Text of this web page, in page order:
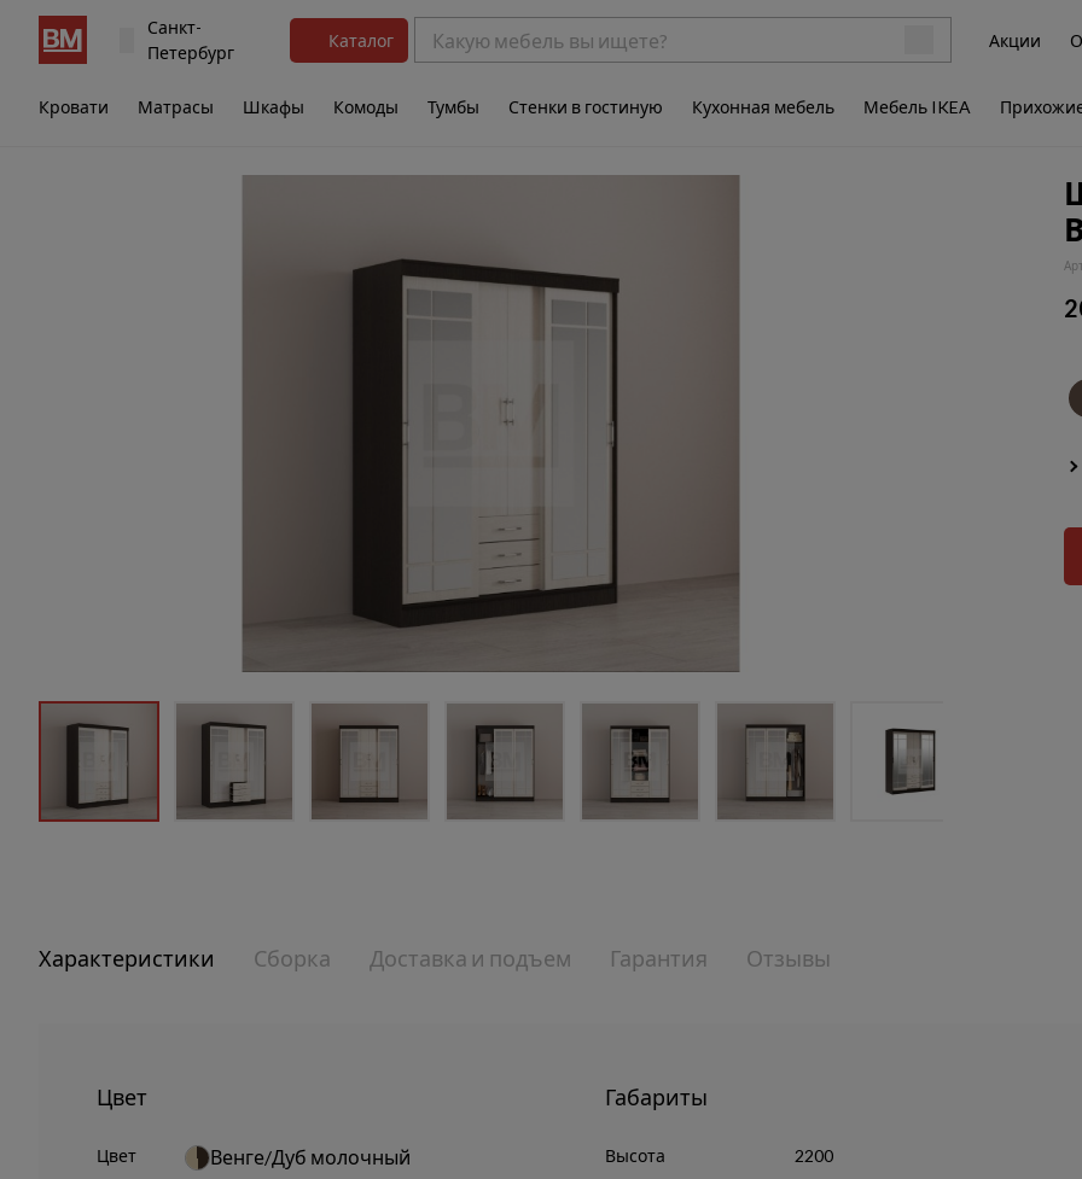
Санкт-
Петербург
Каталог Акции
Кровати Матрасы Шкафы Комоды Тумбы Стенки в гостиную Кухонная мебель Мебель IKEA
Характеристики Сборка Доставка и подъем Гарантия Отзывы
Цвет
Цвет Венге/Дуб молочный
Габариты
Высота 2200